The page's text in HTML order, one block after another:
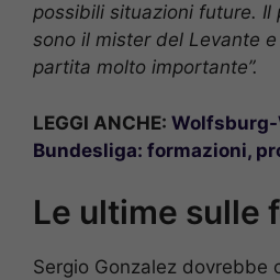
possibili situazioni future. Il
sono il mister del Levante
partita molto importante”.
LEGGI ANCHE: Wolfsburg-
Bundesliga: formazioni,
Le ultime sulle
Sergio Gonzalez dovrebbe